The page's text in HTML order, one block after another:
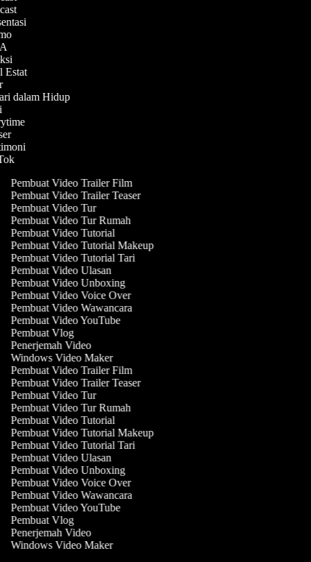
Estat
dalam Hidup
Pembuat Video Trailer Film
Pembuat Video Trailer Teaser
Pembuat Video Tur
Pembuat Video Tur Rumah
Pembuat Video Tutorial
Pembuat Video Tutorial Makeup
Pembuat Video Tutorial Tari
Pembuat Video Ulasan
Pembuat Video Unboxing
Pembuat Video Voice Over
Pembuat Video Wawancara
Pembuat Video YouTube
Pembuat Vlog
Penerjemah Video
Windows Video Maker
Pembuat Video Trailer Film
Pembuat Video Trailer Teaser
Pembuat Video Tur
Pembuat Video Tur Rumah
Pembuat Video Tutorial
Pembuat Video Tutorial Makeup
Pembuat Video Tutorial Tari
Pembuat Video Ulasan
Pembuat Video Unboxing
Pembuat Video Voice Over
Pembuat Video Wawancara
Pembuat Video YouTube
Pembuat Vlog
Penerjemah Video
Windows Video Maker